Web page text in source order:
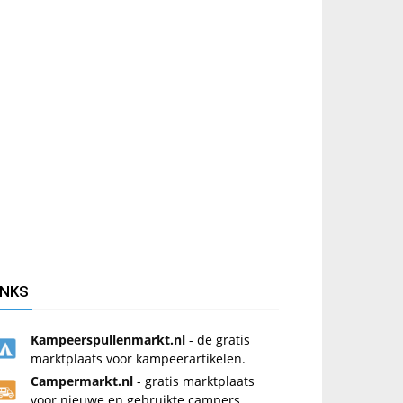
Kampeerspullenmarkt.nl - de gratis
marktplaats voor kampeerartikelen.
Campermarkt.nl - gratis marktplaats